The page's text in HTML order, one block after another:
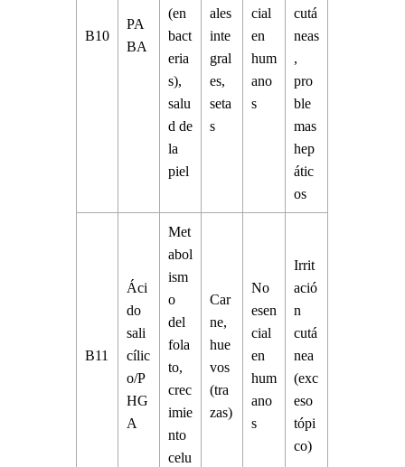
B10
PA
BA
(en
bact
eria
s),
salu
d de
la
piel
ales
inte
gral
es,
seta
s
cial
en
hum
ano
s
cutá
neas
,
pro
ble
mas
hep
átic
os
B11
Áci
do
sali
cílic
o/P
HG
A
Met
abol
ism
o
del
fola
to,
crec
imie
nto
celu
Car
ne,
hue
vos
(tra
zas)
No
esen
cial
en
hum
ano
s
Irrit
ació
n
cutá
nea
(exc
eso
tópi
co)